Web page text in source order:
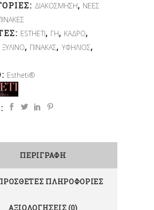
ΔΙΑΚΟΣΜΗΣΗ, ΝΕΕΣ
ESTHETI, ΓΗ, ΚΑΔΡΟ,
ΞΥΛΙΝΟ, ΠΙΝΑΚΑΣ, ΥΦΗΛΙΟΣ,
Estheti®
ΠΕΡΙΓΡΑΦΉ
ΠΛΗΡΟΦΟΡΊΕΣ
ΑΞΙΟΛΟΓΉΣΕΙΣ (0)